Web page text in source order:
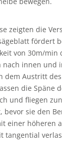
zeigten die
fördert
von 30m/min
nach innen und
dem Austritt des
die Späne
und fliegen
bevor sie den
einer höheren
tangential